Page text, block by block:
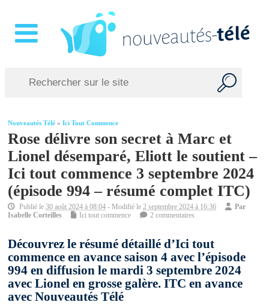
Nouveautés Télé »Ici Tout Commence
Rose délivre son secret à Marc et
Lionel désemparé, Eliott le soutient –
Ici tout commence 3 septembre 2024
(épisode 994 – résumé complet ITC)
Publié le30 août 2024 à 08:04 - Modifié le2 septembre 2024 à 16:36
Par
Isabelle Corteilles
Ici tout commence 2 commentaires
Découvrez le résumé détaillé d’Ici tout
commence en avance saison 4 avec l’épisode
994 en diffusion le mardi 3 septembre 2024
avec Lionel en grosse galère. ITC en avance
avec Nouveautés Télé